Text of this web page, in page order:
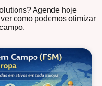
Agende hoje
como podemos otimizar